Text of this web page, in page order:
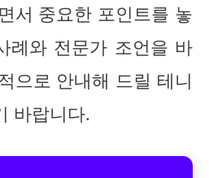
서 중요한 포인트를 놓
례와 전문가 조언을 바
으로 안내해 드릴 테니
바랍니다.